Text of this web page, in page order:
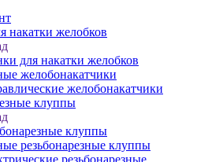
накатки желобков
для накатки желобков
желобонакатчики
желобонакатчики
клуппы
клуппы
резьбонарезные клуппы
резьбонарезные